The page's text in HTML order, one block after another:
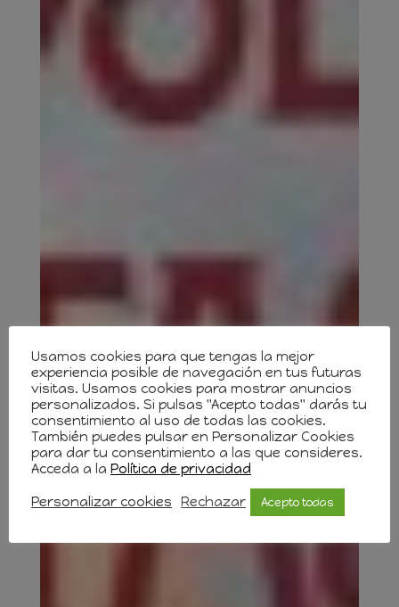
Usamos cookies para que tengas la mejor
experiencia posible de navegación en tus futuras
visitas. Usamos cookies para mostrar anuncios
personalizados. Si pulsas "Acepto todas" darás tu
consentimiento al uso de todas las cookies.
También puedes pulsar en Personalizar Cookies
para dar tu consentimiento a las que consideres.
Acceda a la Política de privacidad
Personalizar cookies Rechazar Acepto todas